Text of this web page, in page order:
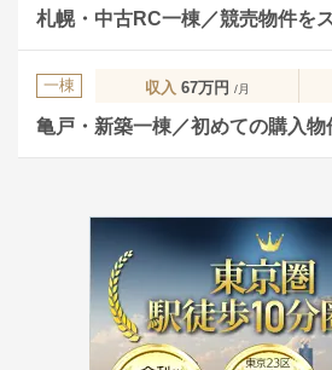
札幌・中古RC一棟／競売物件を
一棟 収入 67万円 /月
亀戸・新築一棟／初めての購入